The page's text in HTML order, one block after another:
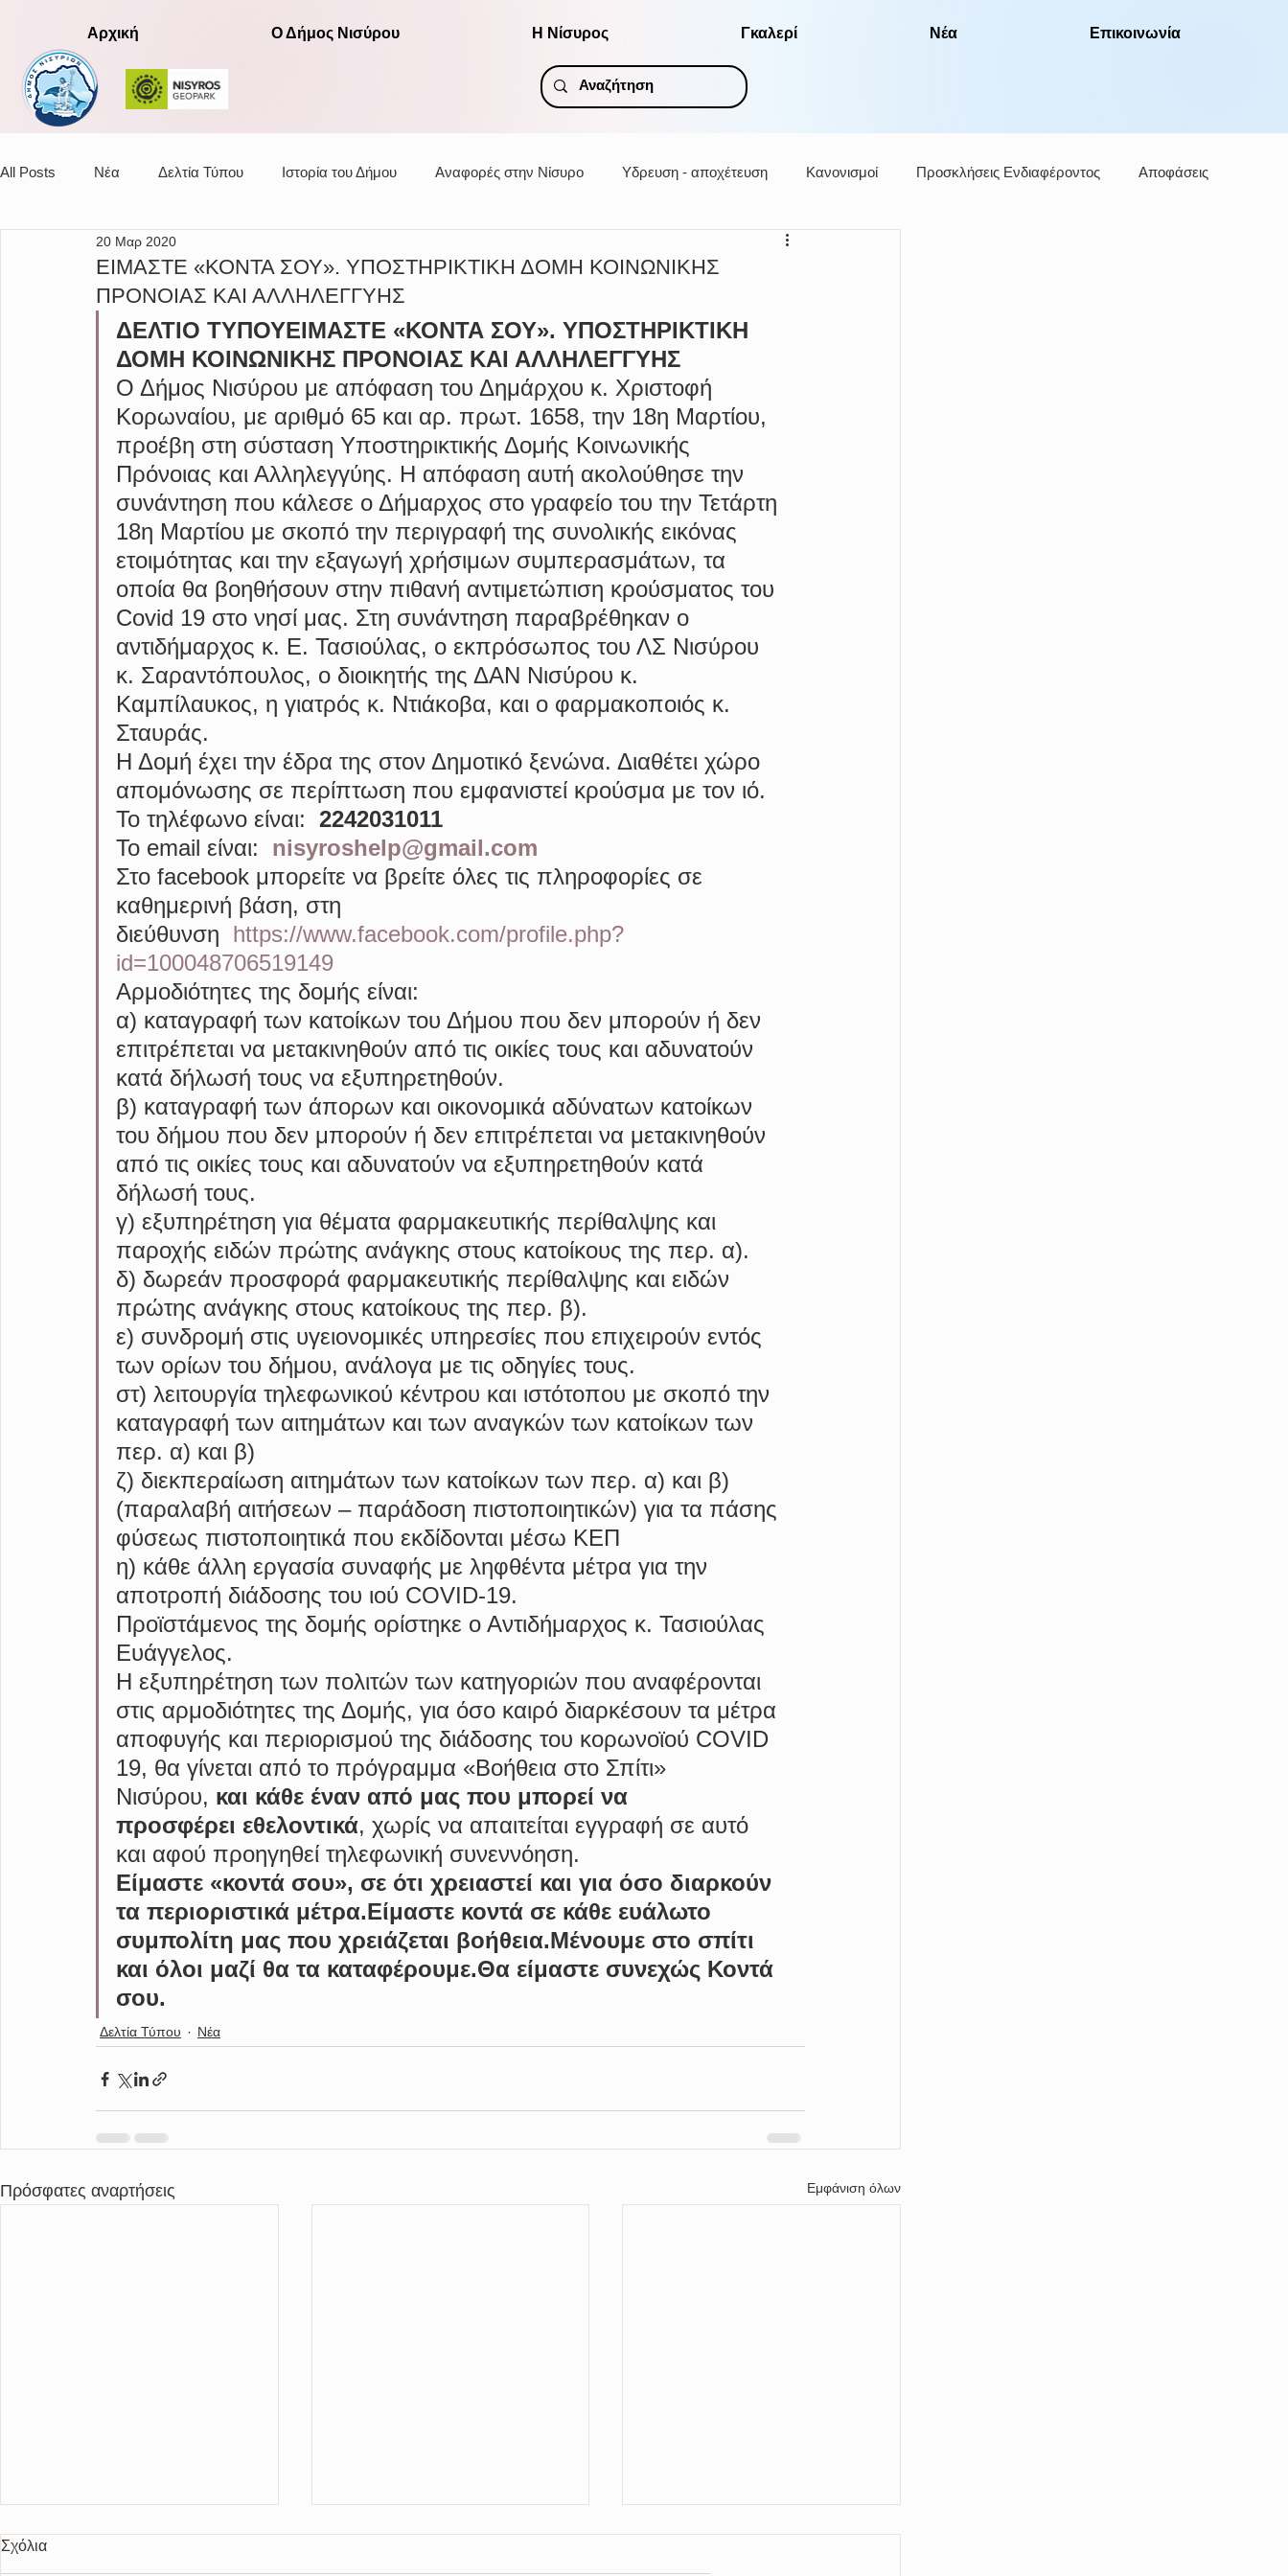
Αρχική Ο Δήμος Νισύρου Η Νίσυρος Γκαλερί Νέα Επικοινωνία
All Posts Νέα Δελτία Τύπου Ιστορία του Δήμου Αναφορές στην Νίσυρο Υδρευση - αποχέτευση Κανονισμοί Προσκλήσεις Ενδιαφέροντος Αποφάσεις
Αποφάσεις οικονομικής επιτροπής
ΕΙΜΑΣΤΕ «ΚΟΝΤΑ ΣΟΥ». ΥΠΟΣΤΗΡΙΚΤΙΚΗ ΔΟΜΗ ΚΟΙΝΩΝΙΚΗΣ
ΠΡΟΝΟΙΑΣ ΚΑΙ ΑΛΛΗΛΕΓΓΥΗΣ
20 Μαρ 2020
ΔΕΛΤΙΟ ΤΥΠΟΥΕΙΜΑΣΤΕ «ΚΟΝΤΑ ΣΟΥ». ΥΠΟΣΤΗΡΙΚΤΙΚΗ
ΔΟΜΗ ΚΟΙΝΩΝΙΚΗΣ ΠΡΟΝΟΙΑΣ ΚΑΙ ΑΛΛΗΛΕΓΓΥΗΣ
Ο Δήμος Νισύρου με απόφαση του Δημάρχου κ. Χριστοφή
Κορωναίου, με αριθμό 65 και αρ. πρωτ. 1658, την 18η Μαρτίου,
προέβη στη σύσταση Υποστηρικτικής Δομής Κοινωνικής
Πρόνοιας και Αλληλεγγύης. Η απόφαση αυτή ακολούθησε την
συνάντηση που κάλεσε ο Δήμαρχος στο γραφείο του την Τετάρτη
18η Μαρτίου με σκοπό την περιγραφή της συνολικής εικόνας
ετοιμότητας και την εξαγωγή χρήσιμων συμπερασμάτων, τα
οποία θα βοηθήσουν στην πιθανή αντιμετώπιση κρούσματος του
Covid 19 στο νησί μας. Στη συνάντηση παραβρέθηκαν ο
αντιδήμαρχος κ. Ε. Τασιούλας, ο εκπρόσωπος του ΛΣ Νισύρου
κ. Σαραντόπουλος, ο διοικητής της ΔΑΝ Νισύρου κ.
Καμπίλαυκος, η γιατρός κ. Ντιάκοβα, και ο φαρμακοποιός κ.
Σταυράς.
Η Δομή έχει την έδρα της στον Δημοτικό ξενώνα. Διαθέτει χώρο
απομόνωσης σε περίπτωση που εμφανιστεί κρούσμα με τον ιό.
Το τηλέφωνο είναι: 2242031011
Το email είναι: nisyroshelp@gmail.com
Στο facebook μπορείτε να βρείτε όλες τις πληροφορίες σε
καθημερινή βάση, στη
διεύθυνση https://www.facebook.com/profile.php?
id=100048706519149
Αρμοδιότητες της δομής είναι:
α) καταγραφή των κατοίκων του Δήμου που δεν μπορούν ή δεν
επιτρέπεται να μετακινηθούν από τις οικίες τους και αδυνατούν
κατά δήλωσή τους να εξυπηρετηθούν.
β) καταγραφή των άπορων και οικονομικά αδύνατων κατοίκων
του δήμου που δεν μπορούν ή δεν επιτρέπεται να μετακινηθούν
από τις οικίες τους και αδυνατούν να εξυπηρετηθούν κατά
δήλωσή τους.
γ) εξυπηρέτηση για θέματα φαρμακευτικής περίθαλψης και
παροχής ειδών πρώτης ανάγκης στους κατοίκους της περ. α).
δ) δωρεάν προσφορά φαρμακευτικής περίθαλψης και ειδών
πρώτης ανάγκης στους κατοίκους της περ. β).
ε) συνδρομή στις υγειονομικές υπηρεσίες που επιχειρούν εντός
των ορίων του δήμου, ανάλογα με τις οδηγίες τους.
στ) λειτουργία τηλεφωνικού κέντρου και ιστότοπου με σκοπό την
καταγραφή των αιτημάτων και των αναγκών των κατοίκων των
περ. α) και β)
ζ) διεκπεραίωση αιτημάτων των κατοίκων των περ. α) και β)
(παραλαβή αιτήσεων – παράδοση πιστοποιητικών) για τα πάσης
φύσεως πιστοποιητικά που εκδίδονται μέσω ΚΕΠ
η) κάθε άλλη εργασία συναφής με ληφθέντα μέτρα για την
αποτροπή διάδοσης του ιού COVID-19.
Προϊστάμενος της δομής ορίστηκε ο Αντιδήμαρχος κ. Τασιούλας
Ευάγγελος.
Η εξυπηρέτηση των πολιτών των κατηγοριών που αναφέρονται
στις αρμοδιότητες της Δομής, για όσο καιρό διαρκέσουν τα μέτρα
αποφυγής και περιορισμού της διάδοσης του κορωνοϊού COVID
19, θα γίνεται από το πρόγραμμα «Βοήθεια στο Σπίτι»
Νισύρου, και κάθε έναν από μας που μπορεί να
προσφέρει εθελοντικά, χωρίς να απαιτείται εγγραφή σε αυτό
και αφού προηγηθεί τηλεφωνική συνεννόηση.
Είμαστε «κοντά σου», σε ότι χρειαστεί και για όσο διαρκούν
τα περιοριστικά μέτρα.Είμαστε κοντά σε κάθε ευάλωτο
συμπολίτη μας που χρειάζεται βοήθεια.Μένουμε στο σπίτι
και όλοι μαζί θα τα καταφέρουμε.Θα είμαστε συνεχώς Κοντά
σου.
Δελτία Τύπου Νέα
Πρόσφατες αναρτήσεις Εμφάνιση όλων
ΠΕΡΙΛΗΨΗ
ΔΙΑΚΗΡΥΞΗΣΗΛΕΚΤΡΟΝΙΚΟΥ
Διενέργεια μειοδοτικού
Σχόλια